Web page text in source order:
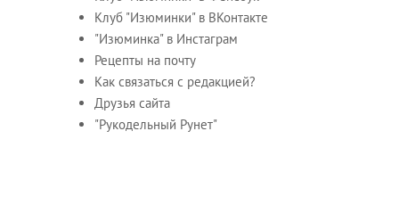
Клуб "Изюминки" в ВКонтакте
"Изюминка" в Инстаграм
Рецепты на почту
Как связаться с редакцией?
Друзья сайта
"Рукодельный Рунет"